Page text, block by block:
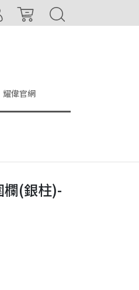
耀偉官網
欄(銀柱)-